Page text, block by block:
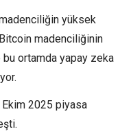
yüksek
madenciliğinin
ortamda yapay zeka
Ekim 2025 piyasa